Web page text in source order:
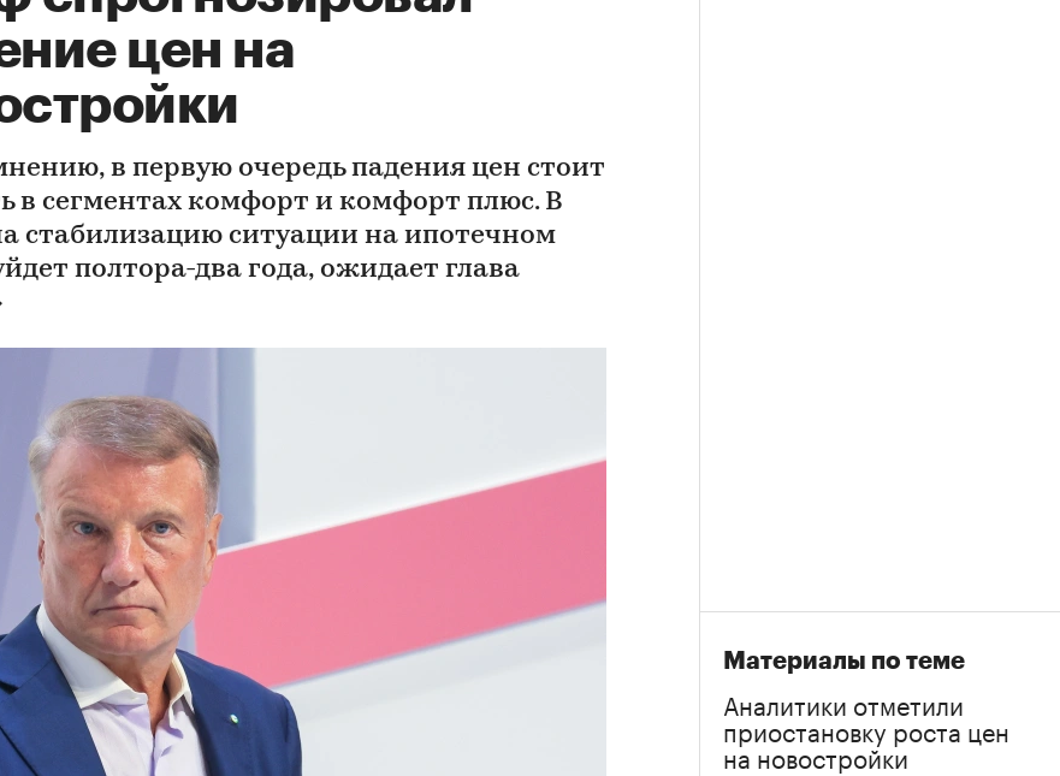
цен на
в первую очередь падения цен стоит
в сегментах комфорт и комфорт плюс. В
стабилизацию ситуации на ипотечном
полтора-два года, ожидает глава
Материалы по теме
Аналитики отметили
приостановку роста цен
на новостройки